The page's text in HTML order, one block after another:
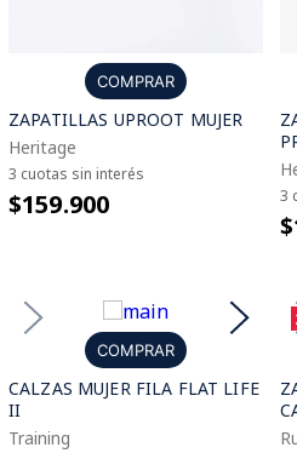
COMPRAR
ZAPATILLAS UPROOT MUJER
Heritage
3 cuotas sin interés
$159.900 3
COMPRAR
CALZAS MUJER FILA FLAT LIFE
II
Training